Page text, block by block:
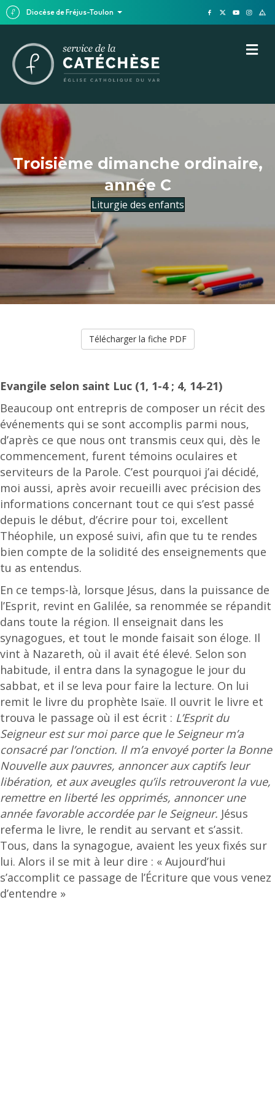
Diocèse de Fréjus-Toulon
Troisième dimanche ordinaire,
année C
Liturgie des enfants
Télécharger la fiche PDF
Evangile selon saint Luc (1, 1-4 ; 4, 14-21)
Beaucoup ont entrepris de composer un récit des
événements qui se sont accomplis parmi nous,
d’après ce que nous ont transmis ceux qui, dès le
commencement, furent témoins oculaires et
serviteurs de la Parole. C’est pourquoi j’ai décidé,
moi aussi, après avoir recueilli avec précision des
informations concernant tout ce qui s’est passé
depuis le début, d’écrire pour toi, excellent
Théophile, un exposé suivi, afin que tu te rendes
bien compte de la solidité des enseignements que
tu as entendus.
En ce temps-là, lorsque Jésus, dans la puissance de
l’Esprit, revint en Galilée, sa renommée se répandit
dans toute la région. Il enseignait dans les
synagogues, et tout le monde faisait son éloge. Il
vint à Nazareth, où il avait été élevé. Selon son
habitude, il entra dans la synagogue le jour du
sabbat, et il se leva pour faire la lecture. On lui
remit le livre du prophète Isaïe. Il ouvrit le livre et
trouva le passage où il est écrit : L’Esprit du
Seigneur est sur moi parce que le Seigneur m’a
consacré par l’onction. Il m’a envoyé porter la Bonne
Nouvelle aux pauvres, annoncer aux captifs leur
libération, et aux aveugles qu’ils retrouveront la vue,
remettre en liberté les opprimés, annoncer une
année favorable accordée par le Seigneur. Jésus
referma le livre, le rendit au servant et s’assit.
Tous, dans la synagogue, avaient les yeux fixés sur
lui. Alors il se mit à leur dire : « Aujourd’hui
s’accomplit ce passage de l’Écriture que vous venez
d’entendre »